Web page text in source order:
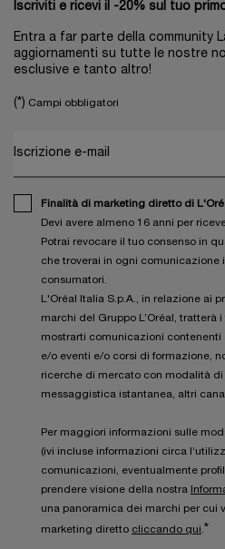
Iscriviti e ricevi il -20% sul tuo
Entra a far parte della community
aggiornamenti su tutte le nostre
esclusive e tanto altro!
(*) Campi obbligatori
Iscrizione e-mail
Finalità di marketing diretto di
Devi avere almeno 16 anni per
Potrai revocare il tuo consenso in
che troverai in ogni comunicazione
consumatori.
L'Oréal Italia S.p.A., in relazione ai
marchi del Gruppo L’Oréal, tratterà
mostrarti comunicazioni contenenti
e/o eventi e/o corsi di formazione,
ricerche di mercato con modalità
messaggistica istantanea, altri
Per maggiori informazioni sulle
(ivi incluse informazioni circa
comunicazioni, eventualmente
prendere visione della nostra
una panoramica dei marchi per cui
marketing diretto cliccando qui.*